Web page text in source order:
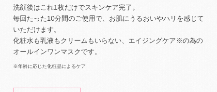
洗顔後はこれ1枚だけでスキンケア完了。
毎回たった10分間のご使用で、お肌にうるおいやハリを感じて
いただけます。
化粧水も乳液もクリームもいらない、エイジングケア※の為の
オールインワンマスクです。
※年齢に応じた化粧品によるケア